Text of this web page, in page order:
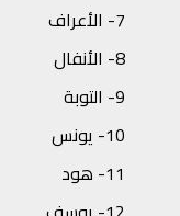
7- الأعراف
8- الأنفال
9- التوبة
10- يونس
11- هود